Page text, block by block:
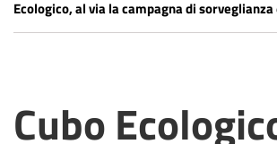
Ecologico, al via la campagna di
Cubo